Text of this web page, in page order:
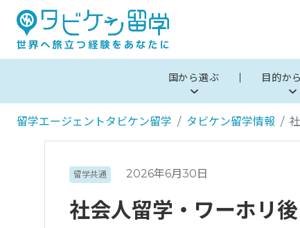
国から選ぶ 目的か
留学エージェントタビケン留学 タビケン留学情報
留学共通 2026年6月30日
社会人留学・ワーホリ